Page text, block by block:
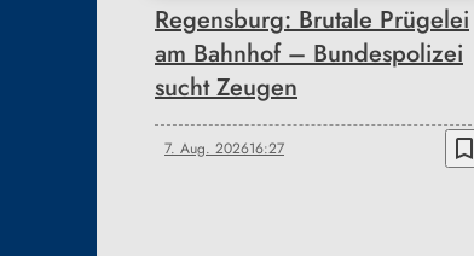
Regensburg: Brutale Prügelei
am Bahnhof – Bundespolizei
sucht Zeugen
7. Aug. 202616:27 bookmark_border